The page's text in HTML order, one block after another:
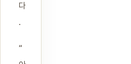
다
.
“